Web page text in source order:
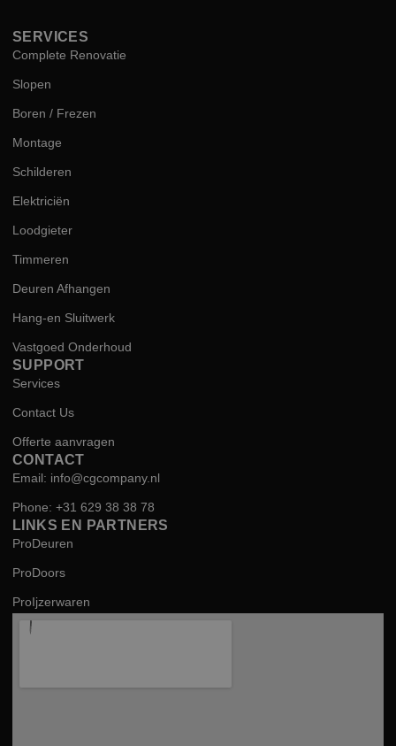
SERVICES
Complete Renovatie
Slopen
Boren / Frezen
Montage
Schilderen
Elektriciën
Loodgieter
Timmeren
Deuren Afhangen
Hang-en Sluitwerk
Vastgoed Onderhoud
SUPPORT
Services
Contact Us
Offerte aanvragen
CONTACT
Email: info@cgcompany.nl
Phone: +31 629 38 38 78
LINKS EN PARTNERS
ProDeuren
ProDoors
ProIjzerwaren